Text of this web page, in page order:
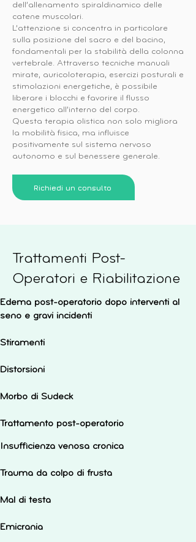
dell’allenamento spiraldinamico delle
catene muscolari.
L’attenzione si concentra in particolare
sulla posizione del sacro e del bacino,
fondamentali per la stabilità della colonna
vertebrale. Attraverso tecniche manuali
mirate, auricoloterapia, esercizi posturali e
stimolazioni energetiche, è possibile
liberare i blocchi e favorire il flusso
energetico all’interno del corpo.
Questa terapia olistica non solo migliora
la mobilità fisica, ma influisce
positivamente sul sistema nervoso
autonomo e sul benessere generale.
Richiedi un consulto
Trattamenti Post-
Operatori e Riabilitazione
Edema post-operatorio dopo interventi al
seno e gravi incidenti
Stiramenti
Distorsioni
Morbo di Sudeck
Trattamento post-operatorio
Insufficienza venosa cronica
Trauma da colpo di frusta
Mal di testa
Emicrania